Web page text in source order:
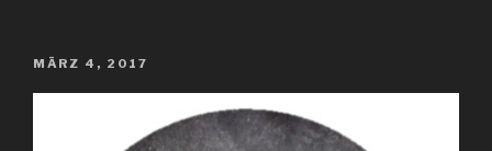
POSTED
MÄRZ 4, 2017